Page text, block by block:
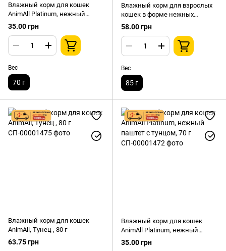
Влажный корм для кошек
AnimAll Platinum, нежный
паштет с курицей, 70 г
35.00 грн
Вес
70 г
Влажный корм для взрослых
кошек в форме нежных
кусочков в желе AnimAll
(АнимОлл) с курицей, 85 г
58.00 грн
Вес
85 г
Влажный корм для кошек
AnimAll, Тунец , 80 г
63.75 грн
Влажный корм для кошек
AnimAll Platinum, нежный
паштет с тунцом, 70 г
35.00 грн